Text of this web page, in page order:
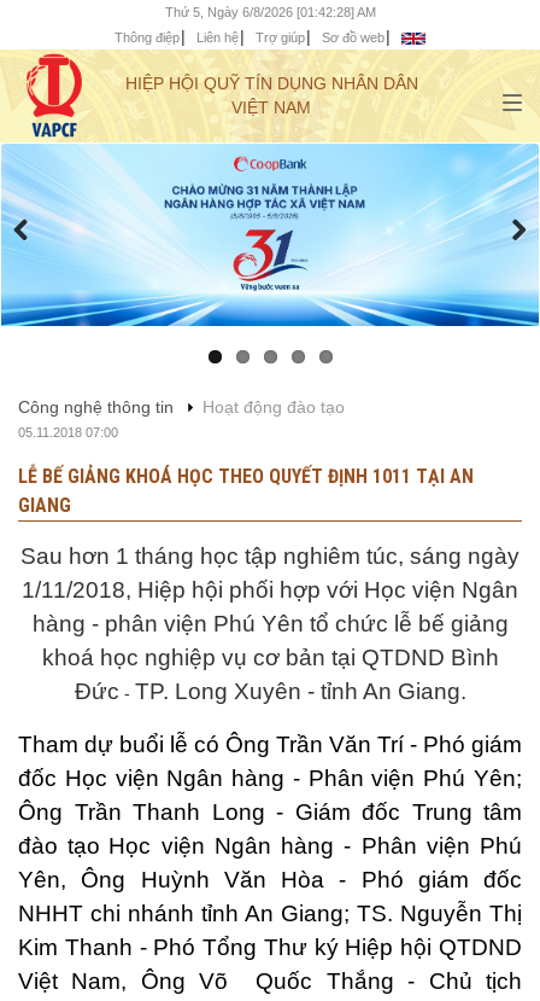
Thứ 5, Ngày 6/8/2026 [01:42:30] AM
Thông điệp
Liên hệ Trợ giúp Sơ đồ web
HIỆP HỘI QUỸ TÍN DỤNG NHÂN DÂN
VIỆT NAM
Công nghệ thông tin Hoạt động đào tạo
05.11.2018 07:00
LỄ BẾ GIẢNG KHOÁ HỌC THEO QUYẾT ĐỊNH 1011 TẠI AN
GIANG
Sau hơn 1 tháng học tập nghiêm túc, sáng ngày
1/11/2018, Hiệp hội phối hợp với Học viện Ngân
hàng - phân viện Phú Yên tổ chức lễ bế giảng
khoá học nghiệp vụ cơ bản tại QTDND Bình
Đức - TP. Long Xuyên - tỉnh An Giang.
Tham dự buổi lễ có Ông Trần Văn Trí - Phó giám
đốc Học viện Ngân hàng - Phân viện Phú Yên;
Ông Trần Thanh Long - Giám đốc Trung tâm
đào tạo Học viện Ngân hàng - Phân viện Phú
Yên,
Ông Huỳnh Văn Hòa - Phó giám đốc
NHHT chi nhánh tỉnh An Giang; TS. Nguyễn Thị
Kim Thanh - Phó Tổng Thư ký Hiệp hội QTDND
Việt Nam, Ông Võ Quốc Thắng - Chủ tịch